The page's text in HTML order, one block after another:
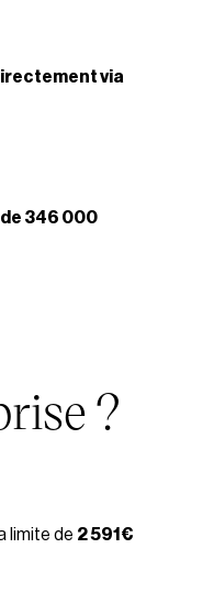
via
346 000
?
limite de 2 591€